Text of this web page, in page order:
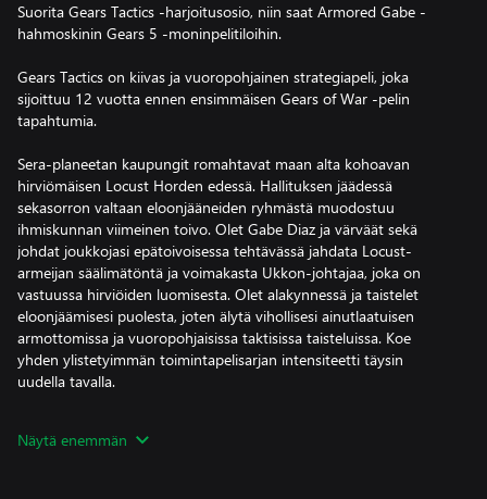
Suorita Gears Tactics -harjoitusosio, niin saat Armored Gabe -
hahmoskinin Gears 5 -moninpelitiloihin.
Gears Tactics on kiivas ja vuoropohjainen strategiapeli, joka
sijoittuu 12 vuotta ennen ensimmäisen Gears of War -pelin
tapahtumia.
Sera-planeetan kaupungit romahtavat maan alta kohoavan
hirviömäisen Locust Horden edessä. Hallituksen jäädessä
sekasorron valtaan eloonjääneiden ryhmästä muodostuu
ihmiskunnan viimeinen toivo. Olet Gabe Diaz ja värväät sekä
johdat joukkojasi epätoivoisessa tehtävässä jahdata Locust-
armeijan säälimätöntä ja voimakasta Ukkon-johtajaa, joka on
vastuussa hirviöiden luomisesta. Olet alakynnessä ja taistelet
eloonjäämisesi puolesta, joten älytä vihollisesi ainutlaatuisen
armottomissa ja vuoropohjaisissa taktisissa taisteluissa. Koe
yhden ylistetyimmän toimintapelisarjan intensiteetti täysin
uudella tavalla.
Diaz ja pelastat sekä kokoat joukkosi johtajuuden, selviytymisen
Näytä enemmän